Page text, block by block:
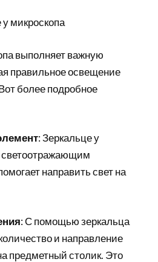
у микроскопа
выполняет важную
правильное освещение
более подробное
: Зеркальце у
светоотражающим
направить свет на
: С помощью зеркальца
и направление
предметный столик. Это